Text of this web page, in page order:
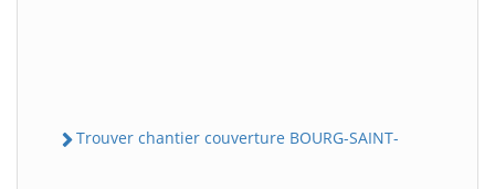
Trouver chantier couverture BOURG-SAINT-